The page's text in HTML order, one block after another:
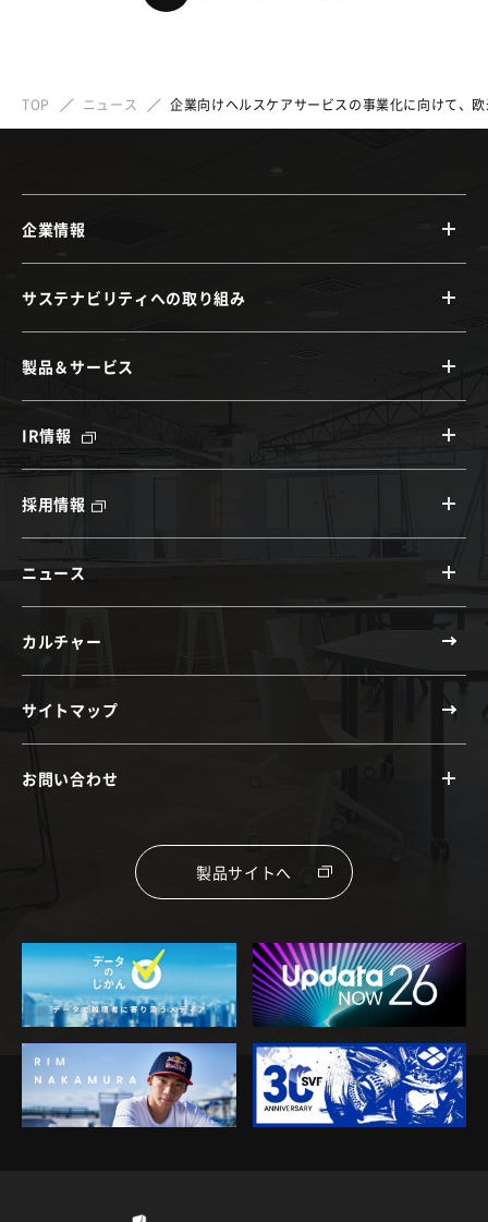
TOP ニュース 企業向けヘルスケアサービスの事業化に向けて、
企業情報
サステナビリティへの取り組み
製品＆サービス
IR情報
採用情報
ニュース
カルチャー
サイトマップ
お問い合わせ
製品サイトへ